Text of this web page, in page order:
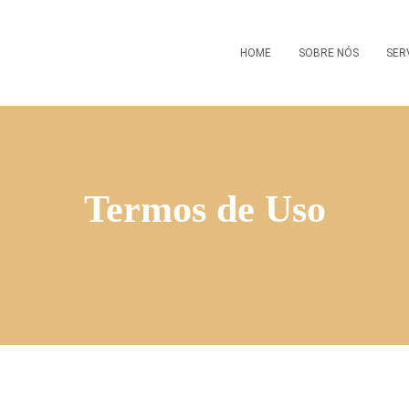
HOME SOBRE NÓS
Termos de Uso